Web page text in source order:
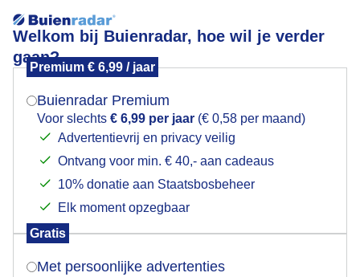
Welkom bij Buienradar, hoe wil je verder
gaan?
Premium € 6,99 / jaar
Buienradar Premium
Voor slechts € 6,99 per jaar (€ 0,58 per maand)
Advertentievrij en privacy veilig
Ontvang voor min. € 40,- aan cadeaus
10% donatie aan Staatsbosbeheer
Elk moment opzegbaar
Gratis
Met persoonlijke advertenties
Weerfoto
Mogen we je locatie gebruiken voor het
Indien je hier nog geen akkoord op hebt gegeven,
verschijnt er zo een pop-up uit je browser waarin
Is goed, toon de popup